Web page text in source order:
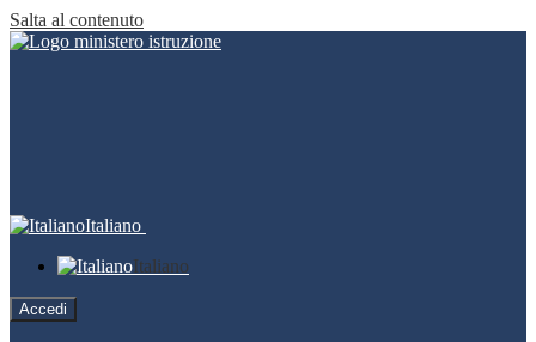
Salta al contenuto
Italiano
Italiano
Accedi